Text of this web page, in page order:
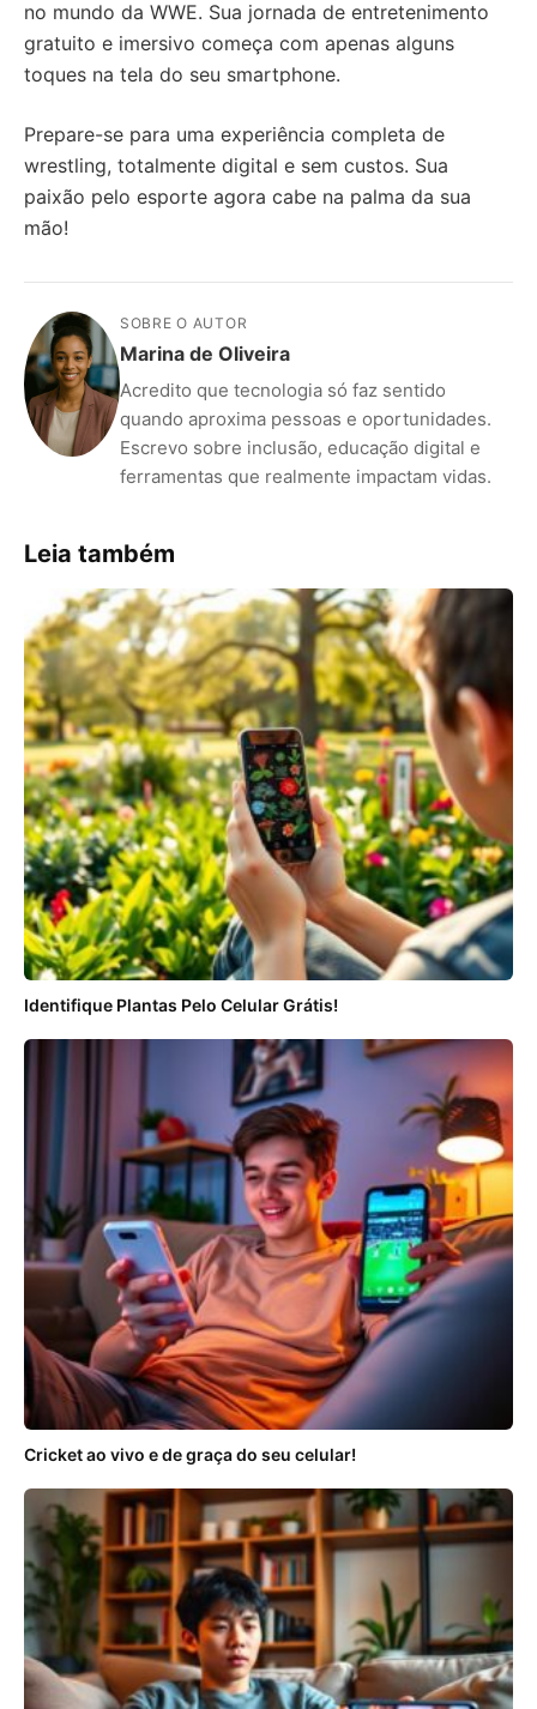
no mundo da WWE. Sua jornada de entretenimento
gratuito e imersivo começa com apenas alguns
toques na tela do seu smartphone.
Prepare-se para uma experiência completa de
wrestling, totalmente digital e sem custos. Sua
paixão pelo esporte agora cabe na palma da sua
mão!
SOBRE O AUTOR
Marina de Oliveira
Acredito que tecnologia só faz sentido
quando aproxima pessoas e oportunidades.
Escrevo sobre inclusão, educação digital e
ferramentas que realmente impactam vidas.
Leia também
Identifique Plantas Pelo Celular Grátis!
Cricket ao vivo e de graça do seu celular!